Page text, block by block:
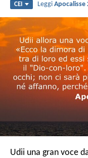
CEI LeggiApocalisse
Udii una gran voce